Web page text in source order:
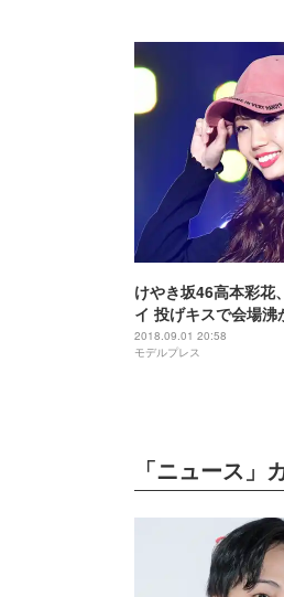
けやき坂46高本彩花
イ 投げキスで会場
／W＞
2018.09.01 20:58
モデルプレス
「ニュース」